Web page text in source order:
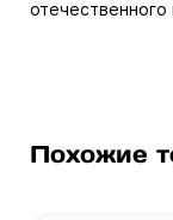
Похожие